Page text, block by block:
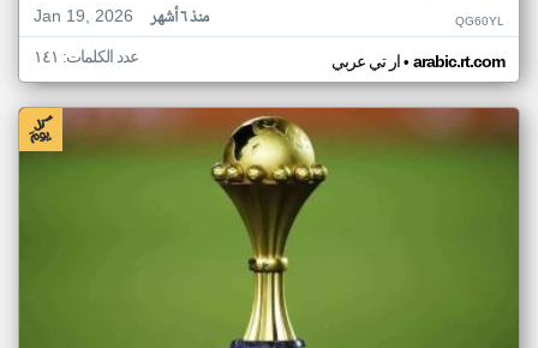
Jan 19, 2026
منذ ٦ أشهر QG60YL
ار تي عربي• arabic.rt.com عدد الكلمات: ١٤١